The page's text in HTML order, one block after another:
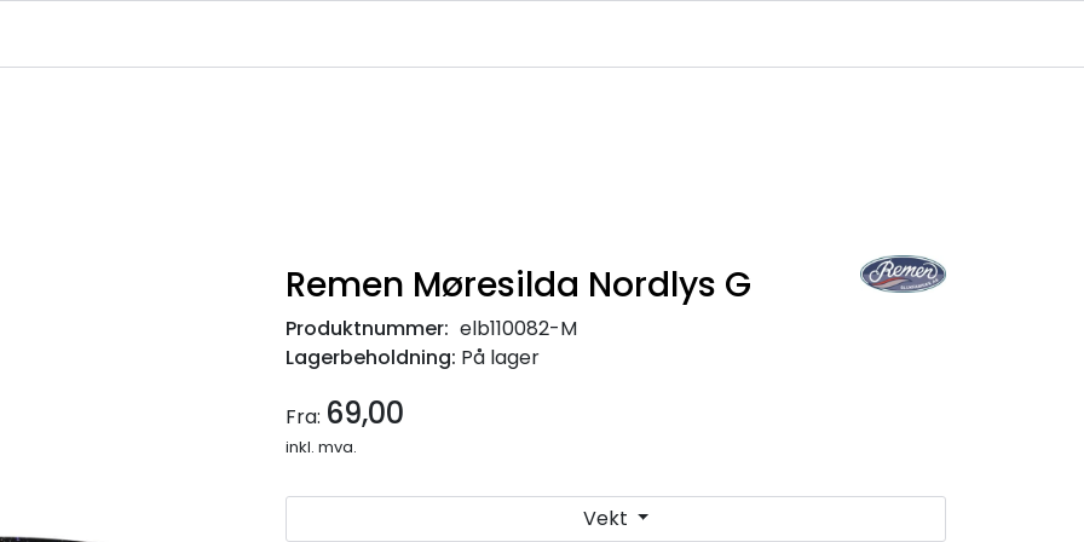
Remen Møresilda Nordlys G
Produktnummer: elb110082-M
Lagerbeholdning: På lager
Fra: 69,00
inkl. mva.
Vekt